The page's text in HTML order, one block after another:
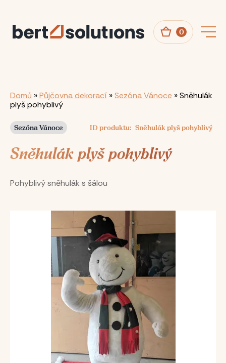
hlavnímu
obsahu
0
Drobečková
navigace
Domů Půjčovna dekorací Sezóna Vánoce
Sněhulák
plyš pohyblivý
Sezóna Vánoce ID produktu Sněhulák plyš pohyblivý
Sněhulák plyš pohyblivý
Pohyblivý sněhulák s šálou